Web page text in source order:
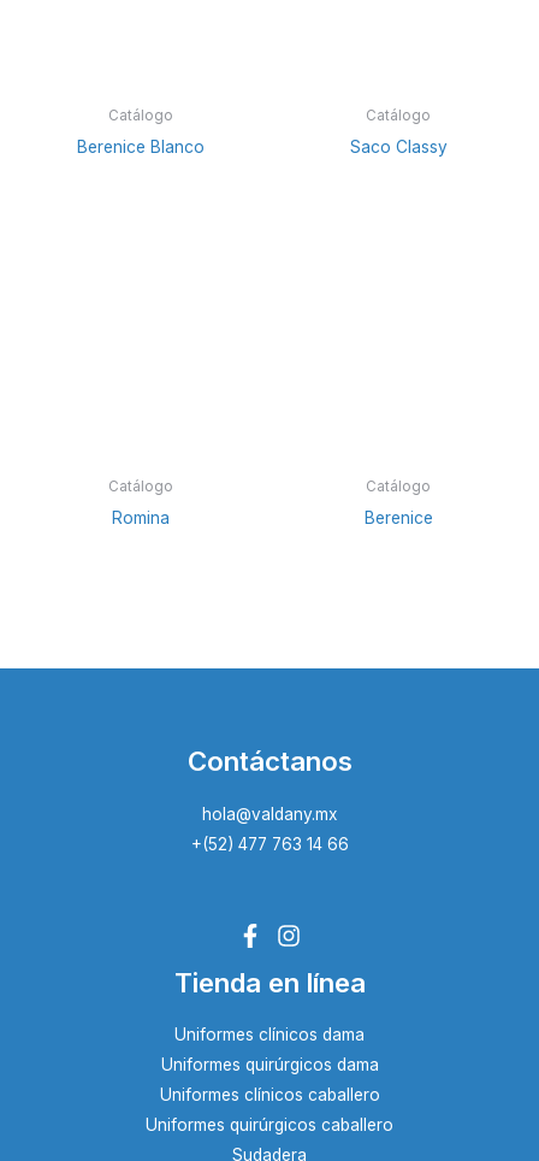
Catálogo
Berenice Blanco
Catálogo
Saco Classy
Catálogo
Romina
Catálogo
Berenice
Contáctanos
hola@valdany.mx
+(52) 477 763 14 66
Tienda en línea
Uniformes clínicos dama
Uniformes quirúrgicos dama
Uniformes clínicos caballero
Uniformes quirúrgicos caballero
Sudadera